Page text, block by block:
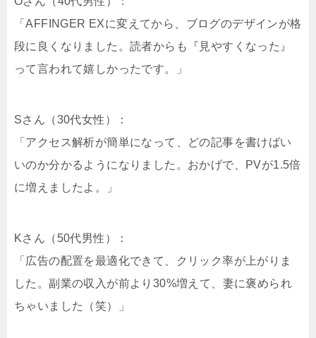
「AFFINGER EXに変えてから、ブログのデザインが格
段に良くなりました。読者からも『見やすくなった』
って言われて嬉しかったです。」
Sさん（30代女性）：
「アクセス解析が簡単になって、どの記事を書けばい
いのか分かるようになりました。おかげで、PVが1.5倍
に増えましたよ。」
Kさん（50代男性）：
「広告の配置を最適化できて、クリック率が上がりま
した。副業の収入が前より30%増えて、妻に褒められ
ちゃいました（笑）」